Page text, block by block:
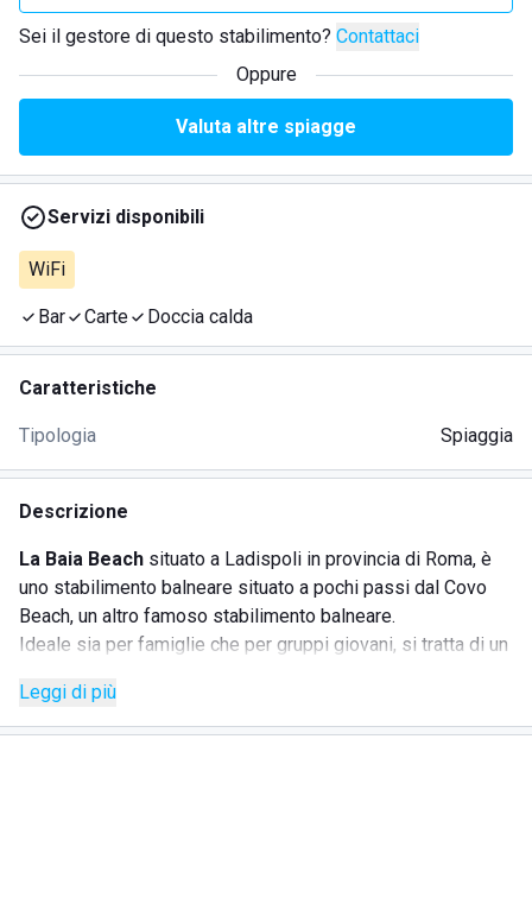
Sei il gestore di questo stabilimento? Contattaci
Oppure
Valuta altre spiagge
Servizi disponibili
WiFi
Bar Carte Doccia calda
Caratteristiche
Tipologia Spiaggia
Descrizione
La Baia Beach situato a Ladispoli in provincia di Roma, è
uno stabilimento balneare situato a pochi passi dal Covo
Beach, un altro famoso stabilimento balneare.
Ideale sia per famiglie che per gruppi giovani, si tratta di un
ombrelloni e lettini assicura la giusta riservatezza.
Leggi di più